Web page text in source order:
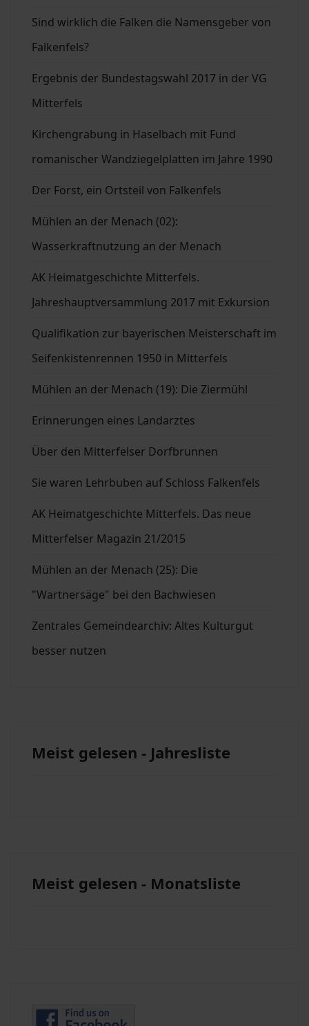
Sind wirklich die Falken die Namensgeber von
Falkenfels?
Ergebnis der Bundestagswahl 2017 in der VG
Mitterfels
Kirchengrabung in Haselbach mit Fund
romanischer Wandziegelplatten im Jahre 1990
Der Forst, ein Ortsteil von Falkenfels
Mühlen an der Menach (02):
Wasserkraftnutzung an der Menach
AK Heimatgeschichte Mitterfels.
Jahreshauptversammlung 2017 mit Exkursion
Qualifikation zur bayerischen Meisterschaft im
Seifenkistenrennen 1950 in Mitterfels
Mühlen an der Menach (19): Die Ziermühl
Erinnerungen eines Landarztes
Über den Mitterfelser Dorfbrunnen
Sie waren Lehrbuben auf Schloss Falkenfels
AK Heimatgeschichte Mitterfels. Das neue
Mitterfelser Magazin 21/2015
Mühlen an der Menach (25): Die
"Wartnersäge" bei den Bachwiesen
Zentrales Gemeindearchiv: Altes Kulturgut
besser nutzen
Meist gelesen - Jahresliste
Meist gelesen - Monatsliste